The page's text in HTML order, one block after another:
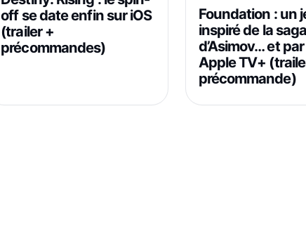
off se date enfin sur iOS
(trailer +
précommandes)
Foundation : un
inspiré de la saga
d’Asimov… et
Apple TV+
précommande)